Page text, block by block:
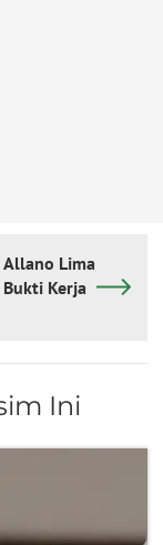
Allano Lima
Kerja
Ini